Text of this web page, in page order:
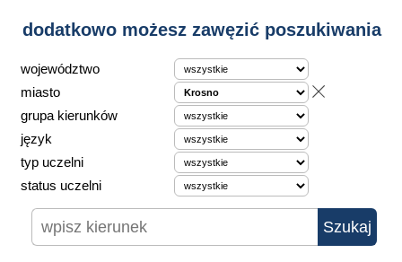
dodatkowo możesz zawęzić poszukiwania
województwo
miasto
grupa kierunków
język
typ uczelni
status uczelni